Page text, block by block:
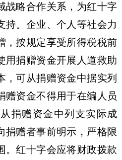
战略合作关系，为红十字
持。企业、个人等社会力
，按规定享受所得税税前
用捐赠资金开展人道救助
，可从捐赠资金中据实列
赠资金不得用于在编人员
捐赠资金中列支实际成
捐赠者事前明示，严格限
。红十字会应将财政拨款